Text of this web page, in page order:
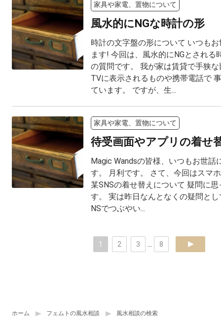
ホーム フェムトの風水相談 風水相談の検索
家具や家電、置物について
風水的にNGな時計の形
時計の文字盤の形について いつも
ます! 今回は、風水的にNGとされる
の質問です。 我が家は賃貸で手狭
TVに表示されるものや携帯電話で
ています。 ですが、生...
家具や家電、置物について
待受画面やアプリの着せ
Magic Wandsの皆様、いつもお世話
す。 月利です。 さて、今回はスマ
某SNSの着せ替えについて 疑問に
す。 実は昨日なんとなくの疑問と
NSでつぶやい...
1 2 3 8 next